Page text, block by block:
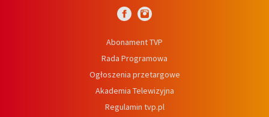
Abonament TVP
Rada Programowa
Ogłoszenia przetargowe
Akademia Telewizyjna
Regulamin tvp.pl